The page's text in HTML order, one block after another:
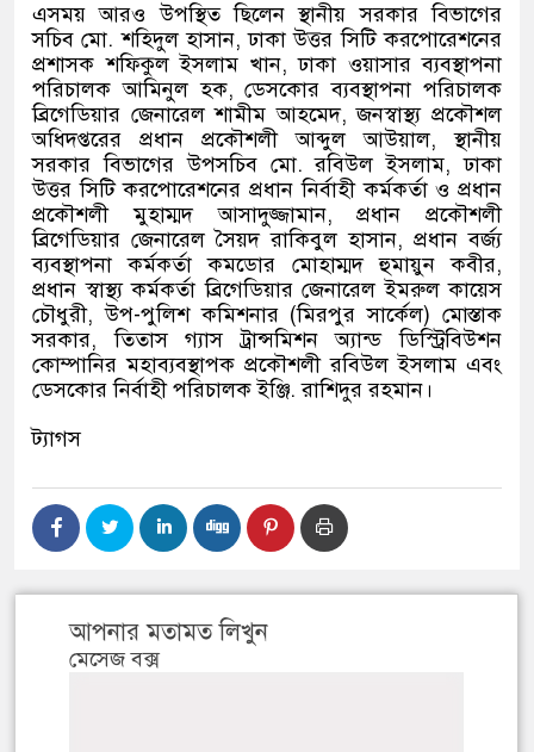
এসময় আরও উপস্থিত ছিলেন স্থানীয় সরকার বিভাগের
সচিব মো. শহিদুল হাসান, ঢাকা উত্তর সিটি করপোরেশনের
প্রশাসক শফিকুল ইসলাম খান, ঢাকা ওয়াসার ব্যবস্থাপনা
পরিচালক আমিনুল হক, ডেসকোর ব্যবস্থাপনা পরিচালক
ব্রিগেডিয়ার জেনারেল শামীম আহমেদ, জনস্বাস্থ্য প্রকৌশল
অধিদপ্তরের প্রধান প্রকৌশলী আব্দুল আউয়াল, স্থানীয়
সরকার বিভাগের উপসচিব মো. রবিউল ইসলাম, ঢাকা
উত্তর সিটি করপোরেশনের প্রধান নির্বাহী কর্মকর্তা ও প্রধান
প্রকৌশলী মুহাম্মদ আসাদুজ্জামান, প্রধান প্রকৌশলী
ব্রিগেডিয়ার জেনারেল সৈয়দ রাকিবুল হাসান, প্রধান বর্জ্য
ব্যবস্থাপনা কর্মকর্তা কমডোর মোহাম্মদ হুমায়ুন কবীর,
প্রধান স্বাস্থ্য কর্মকর্তা ব্রিগেডিয়ার জেনারেল ইমরুল কায়েস
চৌধুরী, উপ-পুলিশ কমিশনার (মিরপুর সার্কেল) মোস্তাক
সরকার, তিতাস গ্যাস ট্রান্সমিশন অ্যান্ড ডিস্ট্রিবিউশন
কোম্পানির মহাব্যবস্থাপক প্রকৌশলী রবিউল ইসলাম এবং
ডেসকোর নির্বাহী পরিচালক ইঞ্জি. রাশিদুর রহমান।
ট্যাগস
আপনার মতামত লিখুন
মেসেজ বক্স